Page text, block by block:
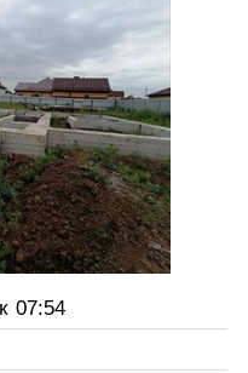
07:54